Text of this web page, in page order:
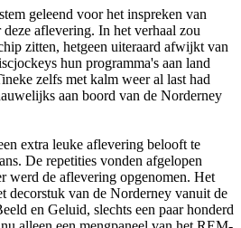
geleend voor het inspreken van
aflevering. In het verhaal zou
zitten, hetgeen uiteraard afwijkt van
hun programma's aan land
zelfs met kalm weer al last had
aan boord van de Norderney
extra leuke aflevering belooft te
De repetities vonden afgelopen
werd de aflevering opgenomen. Het
decorstuk van de Norderney vanuit de
en Geluid, slechts een paar honderd